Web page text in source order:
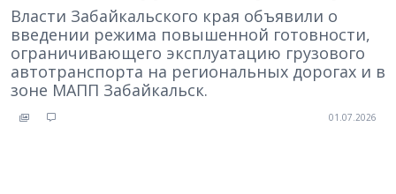
Власти Забайкальского края объявили о
введении режима повышенной готовности,
ограничивающего эксплуатацию грузового
автотранспорта на региональных дорогах и в
зоне МАПП Забайкальск.
01.07.2026